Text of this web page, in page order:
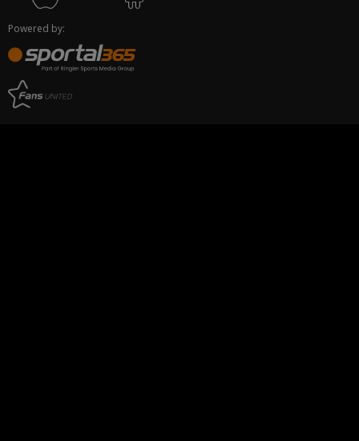
Powered by: